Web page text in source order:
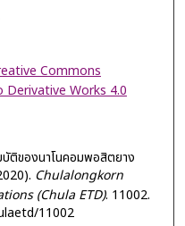
Commons
Works 4.0
ติของนาโนคอมพอสิตยาง
Chulalongkorn
(Chula ETD). 11002.
11002